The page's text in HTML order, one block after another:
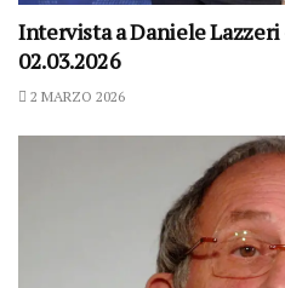
Intervista a Daniele Lazzeri
02.03.2026
2 MARZO 2026